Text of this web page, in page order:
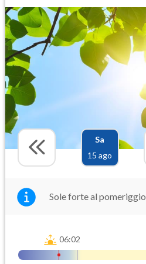
Sa
15 ago
Sole forte al pomeriggio
06:02